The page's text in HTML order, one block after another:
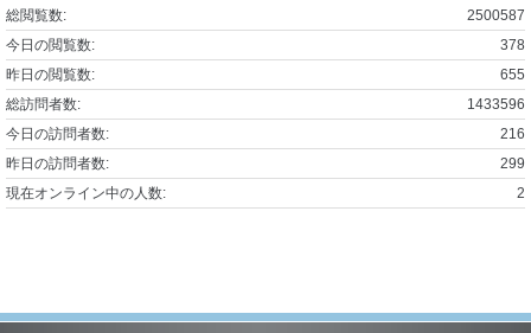
2500587
総閲覧数:
378
今日の閲覧数:
655
昨日の閲覧数:
1433596
総訪問者数:
216
今日の訪問者数:
299
昨日の訪問者数:
2
現在オンライン中の人数: